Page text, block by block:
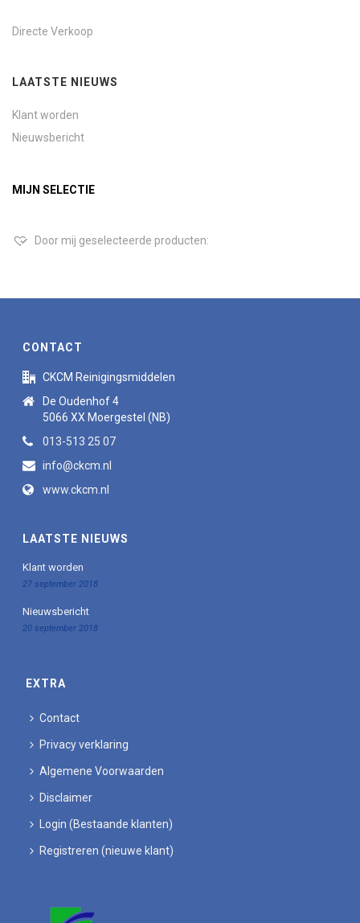
Directe Verkoop
LAATSTE NIEUWS
Klant worden
Nieuwsbericht
MIJN SELECTIE
Door mij geselecteerde producten:
CONTACT
CKCM Reinigingsmiddelen
De Oudenhof 4
5066 XX Moergestel (NB)
013-513 25 07
info@ckcm.nl
www.ckcm.nl
LAATSTE NIEUWS
Klant worden
27 september 2018
Nieuwsbericht
20 september 2018
EXTRA
Contact
Privacy verklaring
Algemene Voorwaarden
Disclaimer
Login (Bestaande klanten)
Registreren (nieuwe klant)